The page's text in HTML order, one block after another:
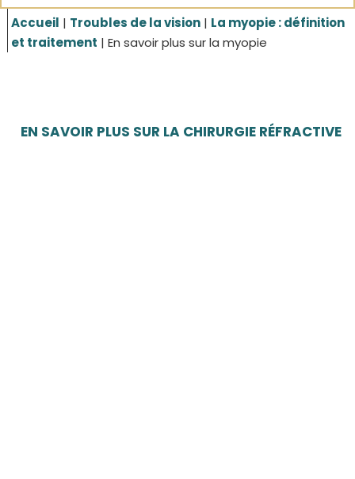
Accueil | Troubles de la vision | La myopie : définition
et traitement |En savoir plus sur la myopie
EN SAVOIR PLUS SUR LA CHIRURGIE RÉFRACTIVE